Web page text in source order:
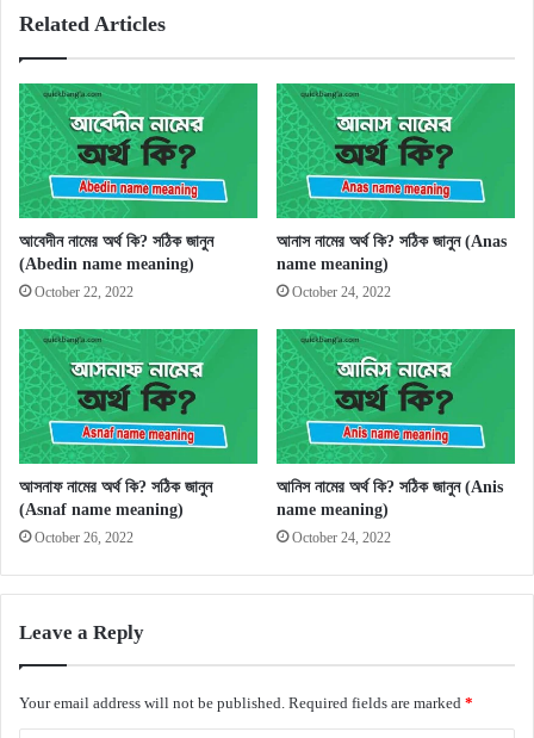
Related Articles
আবেদীন নামের অর্থ কি? সঠিক জানুন
(Abedin name meaning)
October 22, 2022
আনাস নামের অর্থ কি? সঠিক জানুন (Anas
name meaning)
October 24, 2022
আসনাফ নামের অর্থ কি? সঠিক জানুন
(Asnaf name meaning)
October 26, 2022
আনিস নামের অর্থ কি? সঠিক জানুন (Anis
name meaning)
October 24, 2022
Leave a Reply
Your email address will not be published. Required fields are marked *